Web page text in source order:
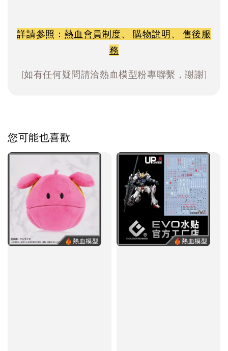
詳請參照：熱血會員制度、 購物說明、 售後服
務
[如有任何疑問請洽熱血模型粉專聯繫，謝謝]
您可能也喜歡